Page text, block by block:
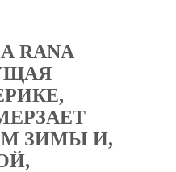
RANA
ЗИМЫ И,